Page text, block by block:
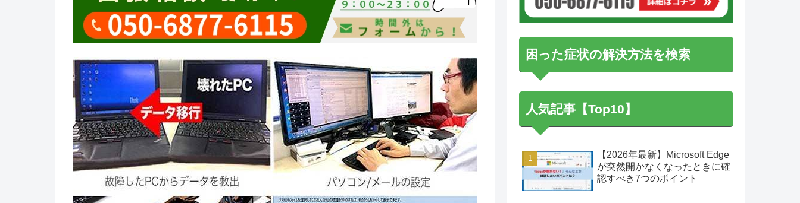
困った症状の解決方法を検索
人気記事【Top10】
【2026年最新】Microsoft Edge
が突然開かなくなったときに確
認すべき7つのポイント